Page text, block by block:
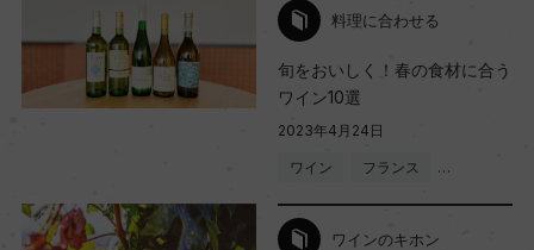
料理に合わせる
旬をおいしく！春の食材に合う
ワイン10選
2023年4月24日
ワイン フランス …
ワインのキホン